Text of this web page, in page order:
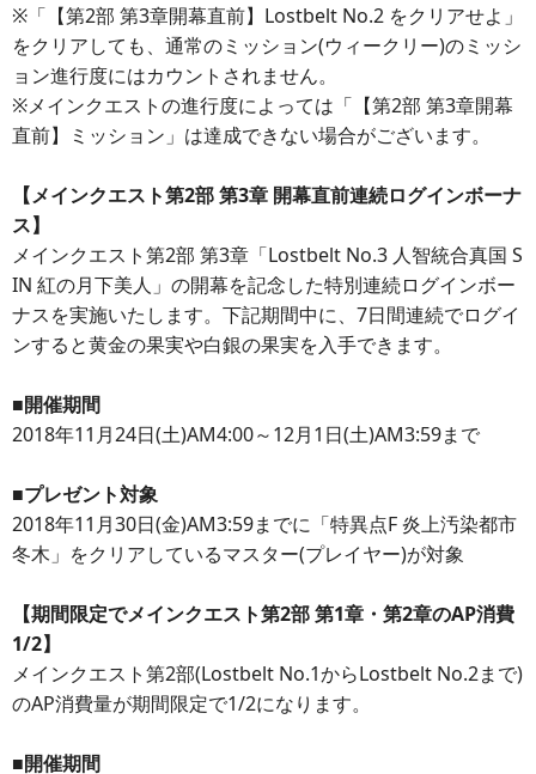
※「【第2部 第3章開幕直前】Lostbelt No.2 をクリアせよ」
をクリアしても、通常のミッション(ウィークリー)のミッシ
ョン進行度にはカウントされません。
※メインクエストの進行度によっては「【第2部 第3章開幕
直前】ミッション」は達成できない場合がございます。
【メインクエスト第2部 第3章 開幕直前連続ログインボーナ
ス】
メインクエスト第2部 第3章「Lostbelt No.3 人智統合真国 S
IN 紅の月下美人」の開幕を記念した特別連続ログインボー
ナスを実施いたします。下記期間中に、7日間連続でログイ
ンすると黄金の果実や白銀の果実を入手できます。
■開催期間
2018年11月24日(土)AM4:00～12月1日(土)AM3:59まで
■プレゼント対象
2018年11月30日(金)AM3:59までに「特異点F 炎上汚染都市
冬木」をクリアしているマスター(プレイヤー)が対象
【期間限定でメインクエスト第2部 第1章・第2章のAP消費
1/2】
メインクエスト第2部(Lostbelt No.1からLostbelt No.2まで)
のAP消費量が期間限定で1/2になります。
■開催期間